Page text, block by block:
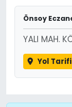
Önsoy
YALI MAH.
Yol